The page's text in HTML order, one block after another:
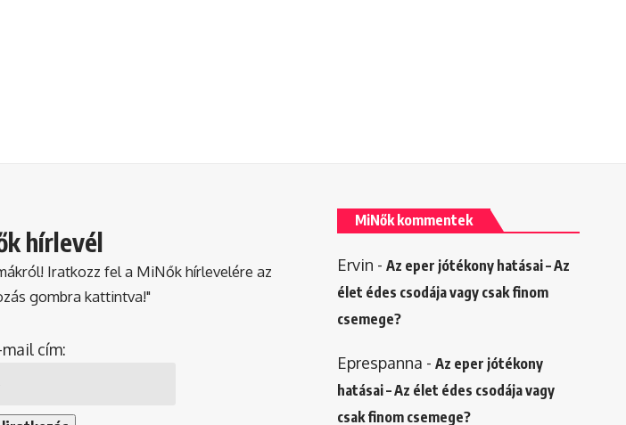
hírlevél
Iratkozz fel a MiNők hírlevelére az
gombra kattintva!"
mail cím:
MiNők kommentek
Ervin - Az eper jótékony hatásai – Az
élet édes csodája vagy csak finom
csemege?
Eprespanna - Az eper jótékony
hatásai – Az élet édes csodája vagy
csak finom csemege?